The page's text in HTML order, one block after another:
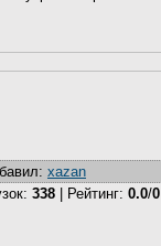
: xazan
: 338 Рейтинг: 0.0/0